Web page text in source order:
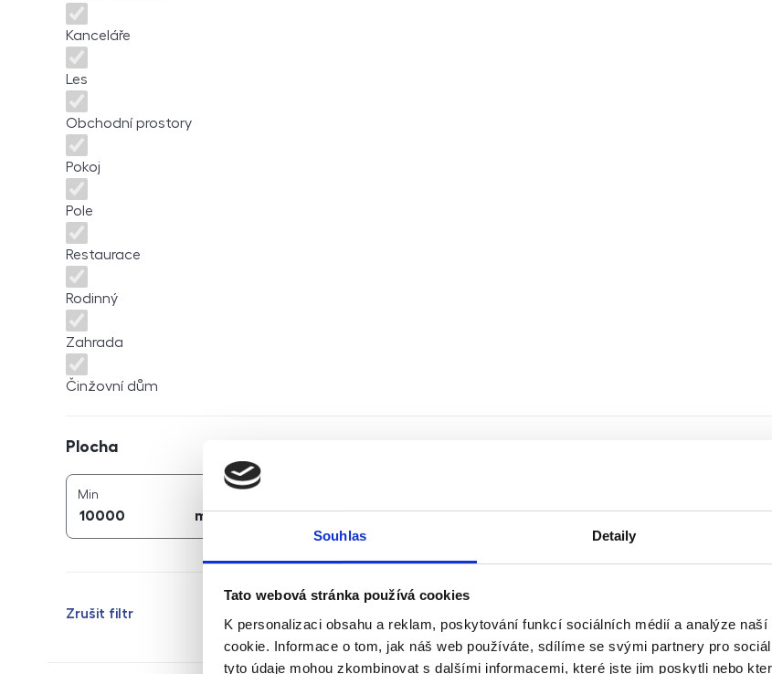
Souhlas Detaily
Tato webová stránka používá cookies
K personalizaci obsahu a reklam, poskytování funkcí sociálních médií a analýze
cookie. Informace o tom, jak náš web používáte, sdílíme se svými partnery pro
tyto údaje mohou zkombinovat s dalšími informacemi, které jste jim poskytli nebo
Kanceláře
Les
Obchodní prostory
Pokoj
Pole
Restaurace
Rodinný
Zahrada
Činžovní dům
Plocha
Min
m2 m2
Zrušit filtr